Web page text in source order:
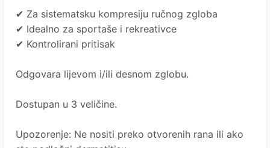
✔ Za sistematsku kompresiju ručnog zgloba
✔ Idealno za sportaše i rekreativce
✔ Kontrolirani pritisak
Odgovara lijevom i/ili desnom zglobu.
Dostupan u 3 veličine.
Upozorenje: Ne nositi preko otvorenih rana ili ako